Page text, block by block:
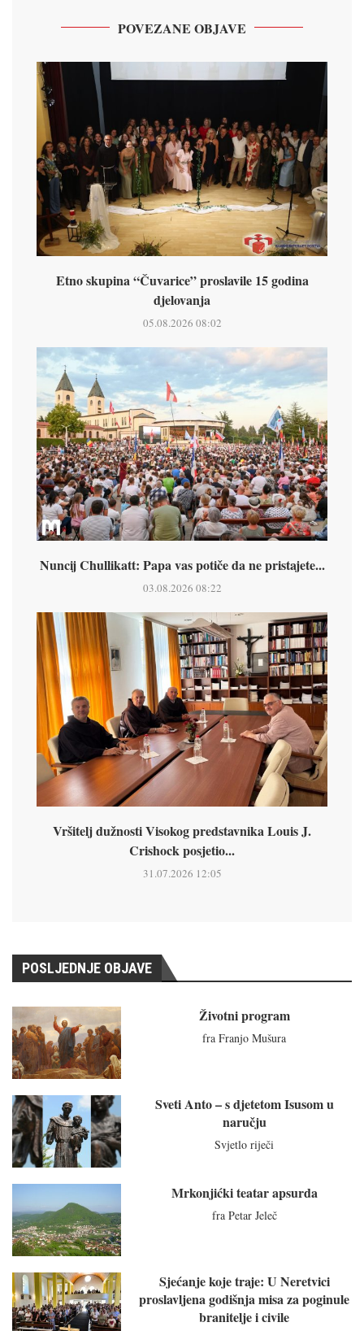
POVEZANE OBJAVE
Etno skupina “Čuvarice” proslavile 15 godina
djelovanja
05.08.2026 08:02
Nuncij Chullikatt: Papa vas potiče da ne pristajete...
03.08.2026 08:22
Vršitelj dužnosti Visokog predstavnika Louis J.
Crishock posjetio...
31.07.2026 12:05
POSLJEDNJE OBJAVE
Životni program
fra Franjo Mušura
Sveti Anto – s djetetom Isusom u
naručju
Svjetlo riječi
Mrkonjićki teatar apsurda
fra Petar Jeleč
Sjećanje koje traje: U Neretvici
proslavljena godišnja misa za poginule
branitelje i civile